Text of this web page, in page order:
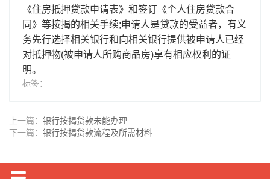
《住房抵押贷款申请表》和签订《个人住房贷款合
同》等按揭的相关手续;申请人是贷款的受益者，有义
务先行选择相关银行和向相关银行提供被申请人已经
对抵押物(被申请人所购商品房)享有相应权利的证
明。
标签：
上一篇：银行按揭贷款未能办理
下一篇：银行按揭贷款流程及所需材料